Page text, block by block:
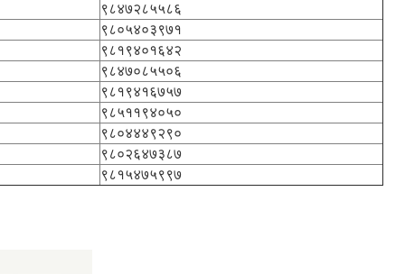
९८४७२८५५८६
९८०५४०३९७१
९८१९४०१६४२
९८४७०८५५०६
९८१९४१६७५७
९८५११९४०५०
९८०४४४९२९०
९८०२६४७३८७
९८१५४७५९९७